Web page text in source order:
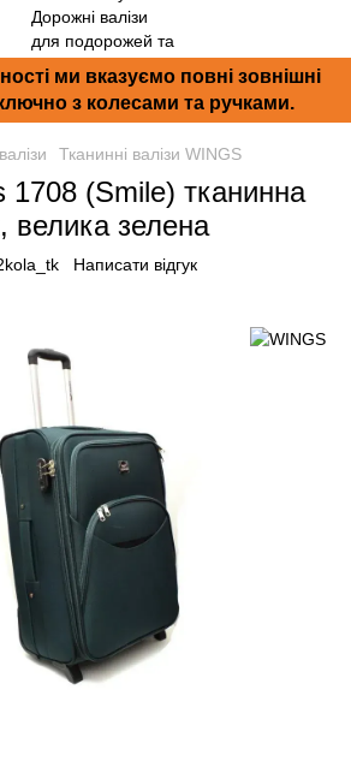
ми вказуємо повні зовнішні
з колесами та ручками.
Тканинні валізи WINGS
1708 (Smile) тканинна
велика зелена
Написати відгук